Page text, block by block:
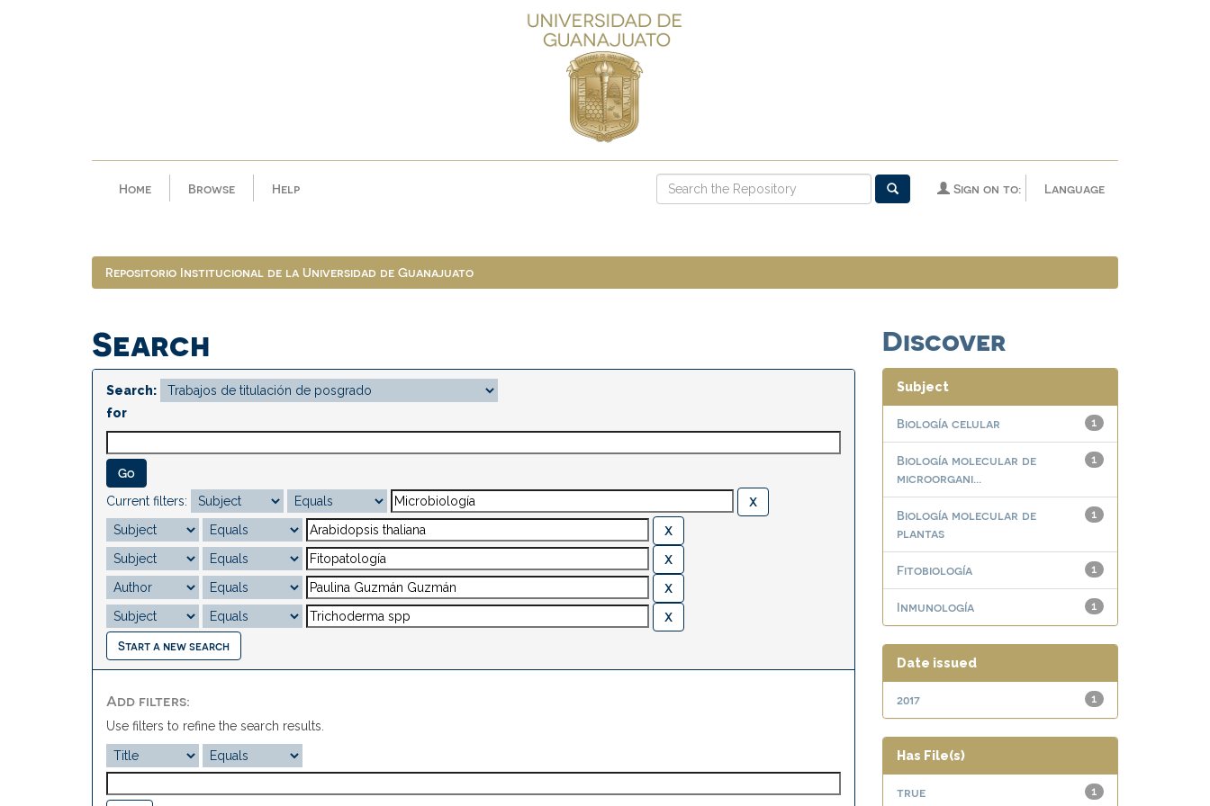
Home Browse Help Language
Sign on to:
Repositorio Institucional de la Universidad de Guanajuato
Search
Search:
for
Current filters:
Start a new search
Add filters:
Use filters to refine the search results.
Discover
Subject
1
Biología celular
1
Biología molecular de
microorgani...
1
Biología molecular de
plantas
1
Fitobiología
1
Inmunología
Date issued
1
2017
Has File(s)
1
true